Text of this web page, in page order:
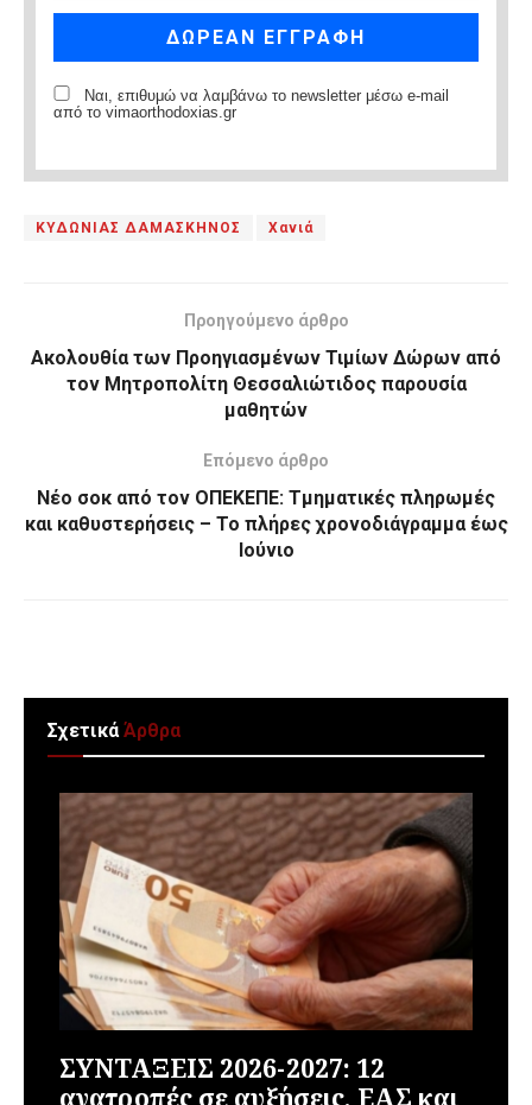
Ναι, επιθυμώ να λαμβάνω το newsletter μέσω e-mail
από το vimaorthodoxias.gr
ΚΥΔΩΝΙΑΣ ΔΑΜΑΣΚΗΝΟΣ Χανιά
Προηγούμενο άρθρο
Ακολουθία των Προηγιασμένων Τιμίων Δώρων από
τον Μητροπολίτη Θεσσαλιώτιδος παρουσία
μαθητών
Επόμενο άρθρο
Νέο σοκ από τον ΟΠΕΚΕΠΕ: Τμηματικές πληρωμές
και καθυστερήσεις – Το πλήρες χρονοδιάγραμμα έως
Ιούνιο
ΣχετικάΆρθρα
ΣΥΝΤΑΞΕΙΣ 2026-2027: 12